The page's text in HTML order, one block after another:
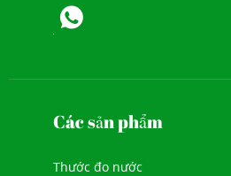
Các sản phẩm
Thước đo nước